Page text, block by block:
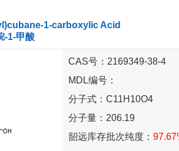
1-carboxylic Acid
-1-甲酸
CAS号：2169349-38-4
MDL编号：
分子式：C11H10O4
分子量：206.19
韶远库存批次纯度：